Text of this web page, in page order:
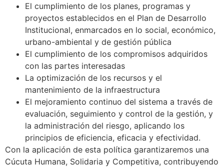
El cumplimiento de los planes, programas y
proyectos establecidos en el Plan de Desarrollo
Institucional, enmarcados en lo social, económico,
urbano-ambiental y de gestión pública
El cumplimiento de los compromisos adquiridos
con las partes interesadas
La optimización de los recursos y el
mantenimiento de la infraestructura
El mejoramiento continuo del sistema a través de
evaluación, seguimiento y control de la gestión, y
la administración del riesgo, aplicando los
principios de eficiencia, eficacia y efectividad.
Con la aplicación de esta política garantizaremos una
Cúcuta Humana, Solidaria y Competitiva, contribuyendo